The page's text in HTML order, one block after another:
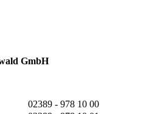
GmbH
02389 - 978 10 00